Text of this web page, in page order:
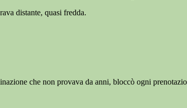
distante, quasi fredda.
che non provava da anni, bloccò ogni